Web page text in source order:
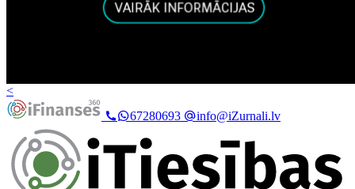
<
67280693
info@iZurnali.lv